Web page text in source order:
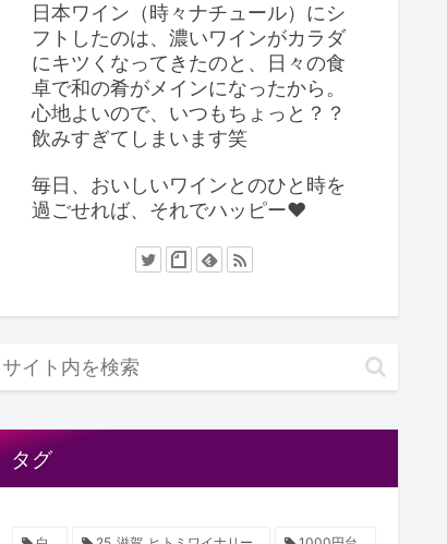
日本ワイン（時々ナチュール）にシ
フトしたのは、濃いワインがカラダ
にキツくなってきたのと、日々の食
卓で和の肴がメインになったから。
心地よいので、いつもちょっと？？
飲みすぎてしまいます笑
毎日、おいしいワインとのひと時を
過ごせれば、それでハッピー❤️
タグ